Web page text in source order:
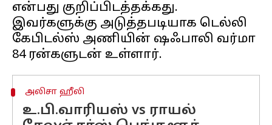
என்பது குறிப்பிடத்தக்கது.
இவர்களுக்கு அடுத்தபடியாக டெல்லி
கேபிடல்ஸ் அணியின் ஷஃபாலி வர்மா
அலிசா ஹீலி
உ.பி.வாரியஸ் vs ராயல்